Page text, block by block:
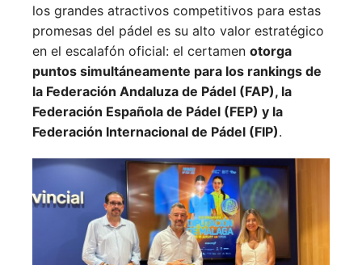
los grandes atractivos competitivos para estas
promesas del pádel es su alto valor estratégico
en el escalafón oficial: el certamen otorga
puntos simultáneamente para los rankings de
la Federación Andaluza de Pádel (FAP), la
Federación Española de Pádel (FEP) y la
Federación Internacional de Pádel (FIP).